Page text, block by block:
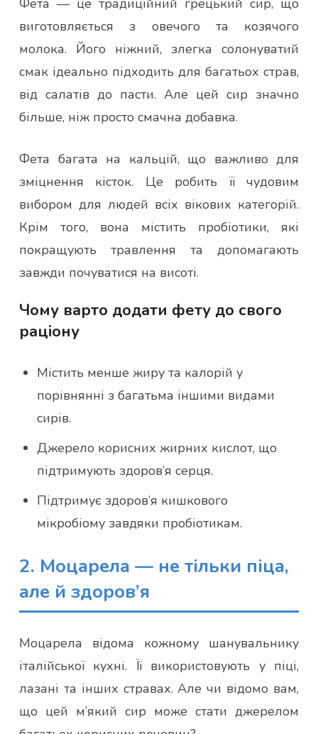
Фета — це традиційний грецький сир, що
виготовляється з овечого та козячого
молока. Його ніжний, злегка солонуватий
смак ідеально підходить для багатьох страв,
від салатів до пасти. Але цей сир значно
більше, ніж просто смачна добавка.
Фета багата на кальцій, що важливо для
зміцнення кісток. Це робить її чудовим
вибором для людей всіх вікових категорій.
Крім того, вона містить пробіотики, які
покращують травлення та допомагають
завжди почуватися на висоті.
Чому варто додати фету до свого
раціону
Містить менше жиру та калорій у
порівнянні з багатьма іншими видами
сирів.
Джерело корисних жирних кислот, що
підтримують здоров’я серця.
Підтримує здоров’я кишкового
мікробіому завдяки пробіотикам.
2. Моцарела — не тільки піца,
але й здоров’я
Моцарела відома кожному шанувальнику
італійської кухні. Її використовують у піці,
лазані та інших стравах. Але чи відомо вам,
що цей м’який сир може стати джерелом